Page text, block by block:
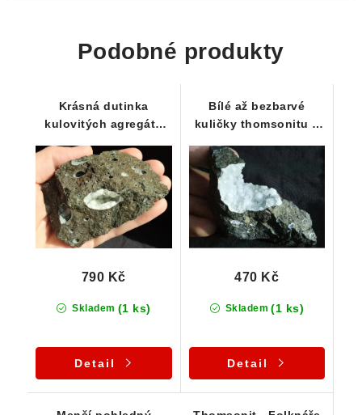
Podobné produkty
Krásná dutinka
kulovitých agregátů
neboli bazaltu
Skladem (1 ks)
790 Kč
Detail
Bílé až bezbarvé
kuličky thomsonitu v
kousek
Skladem (1 ks)
470 Kč
Detail